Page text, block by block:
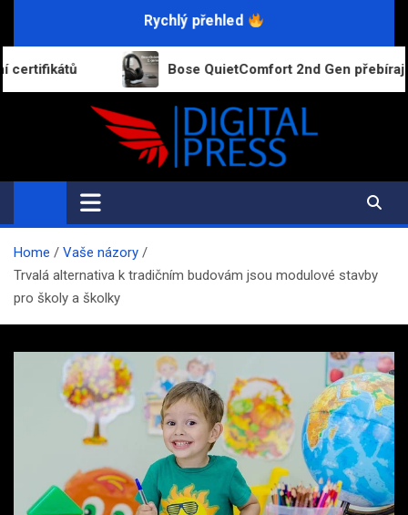
Rychlý přehled
Bose QuietComfort 2nd Gen přebírají funkce dražších
Digital-Press.cz
Kvalitní informace pro každý den
Home
Vaše názory
Trvalá alternativa k tradičním budovám jsou modulové stavby
pro školy a školky